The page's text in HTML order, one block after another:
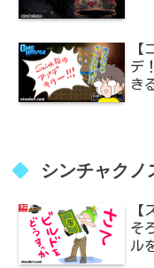
【
デ
き
シンチャクノ
【
そ
ル